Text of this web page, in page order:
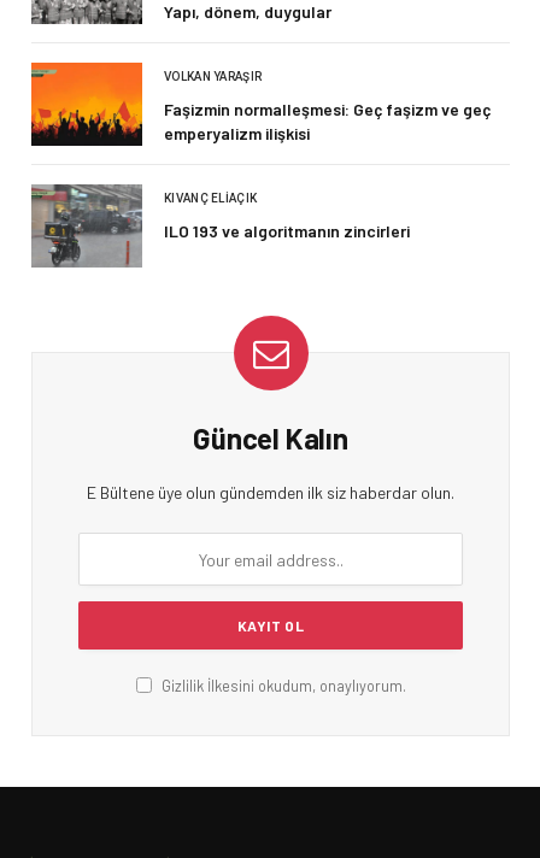
Yapı, dönem, duygular
VOLKAN YARAŞIR
Faşizmin normalleşmesi: Geç faşizm ve geç
emperyalizm ilişkisi
KIVANÇ ELIAÇIK
ILO 193 ve algoritmanın zincirleri
Güncel Kalın
E Bültene üye olun gündemden ilk siz haberdar olun.
Gizlilik İlkesini okudum, onaylıyorum.